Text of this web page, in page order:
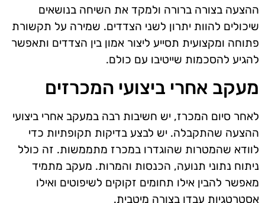
ההצעה בצורה ברורה ולמקד את השיחה בנושאים
שיכולים להוות יתרון לשני הצדדים. שמירה על תקשורת
פתוחה ומקצועית תסייע ליצור אמון בין הצדדים ותאפשר
להגיע להסכמות שייטיבו עם כולם.
מעקב אחרי ביצועי המכרזים
לאחר סיום המכרז, יש חשיבות רבה במעקב אחרי ביצועי
ההצעה שהתקבלה. יש לבצע בדיקות תקופתיות כדי
לוודא שהמטרות שהוגדרו במכרז מתממשות. זה כולל
ניתוח נתוני תנועה, הכנסות והמרות. מעקב מתמיד
מאפשר להבין אילו תחומים זקוקים לשיפוטים ואילו
אסטרטגיות עבדו בצורה מיטבית.